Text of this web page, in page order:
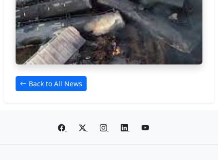
Back to All News